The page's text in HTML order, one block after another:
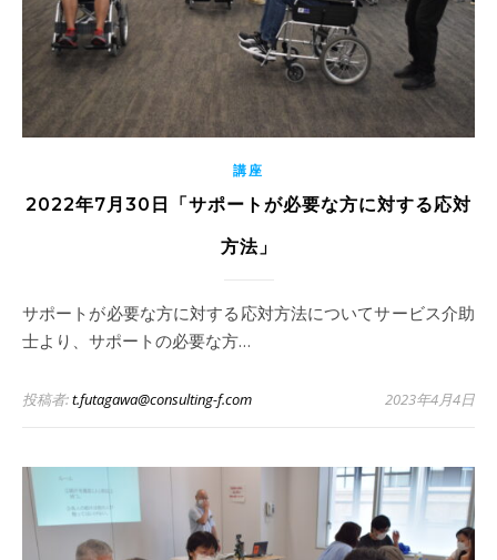
講座
2022年7月30日「サポートが必要な方に対する応対
方法」
サポートが必要な方に対する応対方法についてサービス介助
士より、サポートの必要な方…
投稿者:t.futagawa@consulting-f.com 2023年4月4日